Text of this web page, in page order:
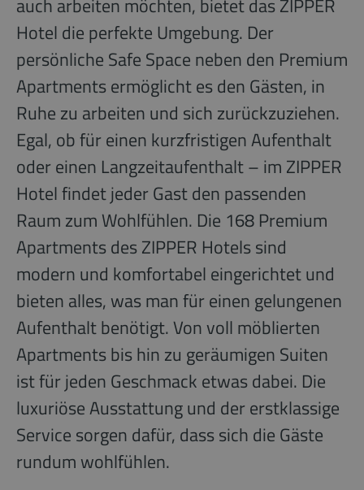
auch arbeiten möchten, bietet das ZIPPER
Hotel die perfekte Umgebung. Der
persönliche Safe Space neben den Premium
Apartments ermöglicht es den Gästen, in
Ruhe zu arbeiten und sich zurückzuziehen.
Egal, ob für einen kurzfristigen Aufenthalt
oder einen Langzeitaufenthalt – im ZIPPER
Hotel findet jeder Gast den passenden
Raum zum Wohlfühlen. Die 168 Premium
Apartments des ZIPPER Hotels sind
modern und komfortabel eingerichtet und
bieten alles, was man für einen gelungenen
Aufenthalt benötigt. Von voll möblierten
Apartments bis hin zu geräumigen Suiten
ist für jeden Geschmack etwas dabei. Die
luxuriöse Ausstattung und der erstklassige
Service sorgen dafür, dass sich die Gäste
rundum wohlfühlen.